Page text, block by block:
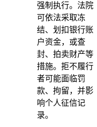
强制执行。法院
可依法采取冻
结、划扣银行账
户资金，或查
封、拍卖财产等
措施。拒不履行
者可能面临罚
款、拘留，并影
响个人征信记
录。